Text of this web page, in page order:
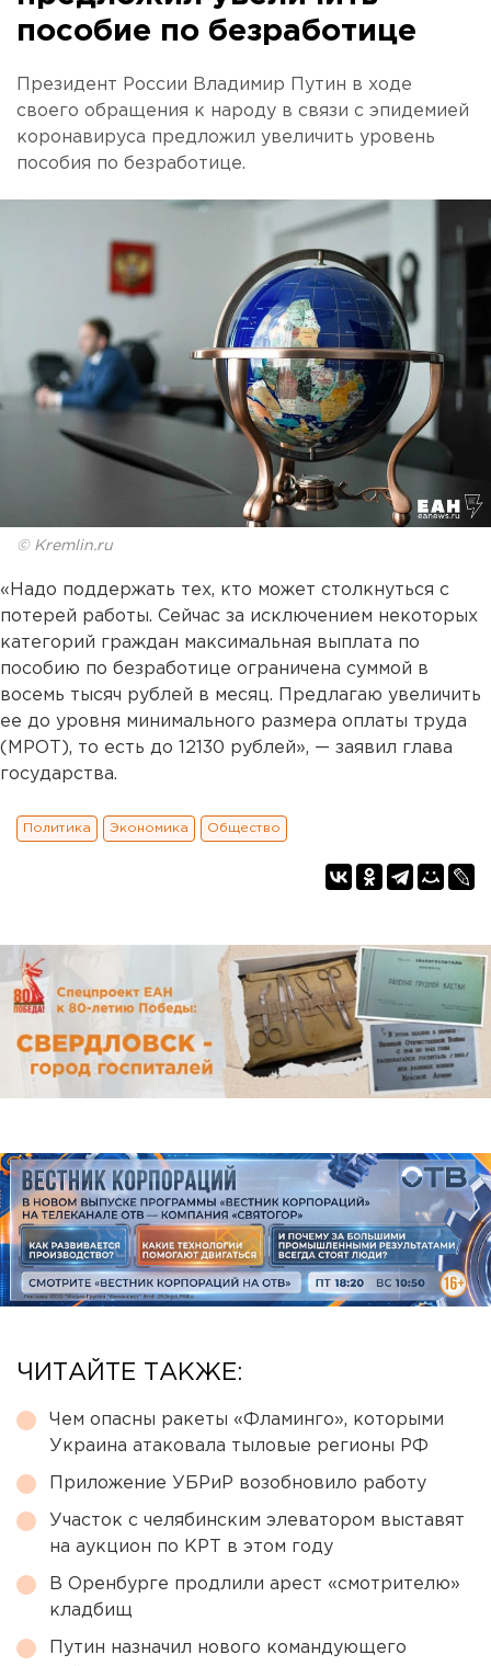
пособие по безработице
Президент России Владимир Путин в ходе
своего обращения к народу в связи с эпидемией
коронавируса предложил увеличить уровень
пособия по безработице.
© Kremlin.ru
«Надо поддержать тех, кто может столкнуться с
потерей работы. Сейчас за исключением некоторых
категорий граждан максимальная выплата по
пособию по безработице ограничена суммой в
восемь тысяч рублей в месяц. Предлагаю увеличить
ее до уровня минимального размера оплаты труда
(МРОТ), то есть до 12130 рублей», — заявил глава
государства.
Политика Экономика Общество
ЧИТАЙТЕ ТАКЖЕ:
Чем опасны ракеты «Фламинго», которыми
Украина атаковала тыловые регионы РФ
Приложение УБРиР возобновило работу
Участок с челябинским элеватором выставят
на аукцион по КРТ в этом году
В Оренбурге продлили арест «смотрителю»
кладбищ
Путин назначил нового командующего